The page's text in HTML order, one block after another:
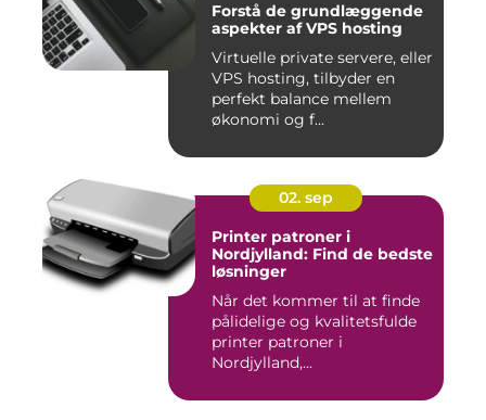
Forstå de grundlæggende
aspekter af VPS hosting
Virtuelle private servere, eller
VPS hosting, tilbyder en
perfekt balance mellem
økonomi og f...
02. sep
Printer patroner i
Nordjylland: Find de bedste
løsninger
Når det kommer til at finde
pålidelige og kvalitetsfulde
printer patroner i
Nordjylland,...